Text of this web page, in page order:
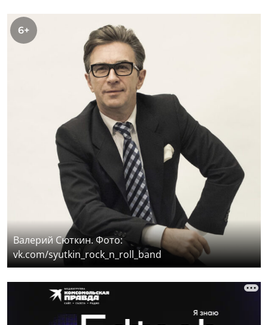
6+
Валерий Сюткин. Фото:
vk.com/syutkin_rock_n_roll_band